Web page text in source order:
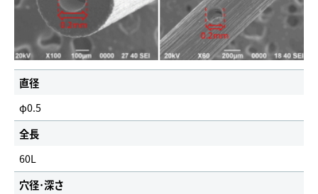
直径
φ0.5
全長
60L
穴径･深さ